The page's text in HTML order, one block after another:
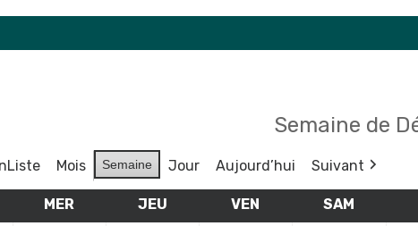
Semaine de
Liste Mois Semaine Jour Aujourd’hui Suivant
MER MERCREDIJEU VEN VENDREDISAM